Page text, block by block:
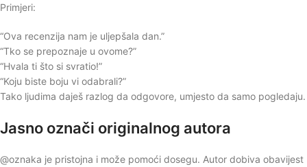
Primjeri:
“Ova recenzija nam je uljepšala dan.”
“Tko se prepoznaje u ovome?”
“Hvala ti što si svratio!”
“Koju biste boju vi odabrali?”
Tako ljudima daješ razlog da odgovore, umjesto da samo pogledaju.
Jasno označi originalnog autora
@oznaka je pristojna i može pomoći dosegu. Autor dobiva obavijest